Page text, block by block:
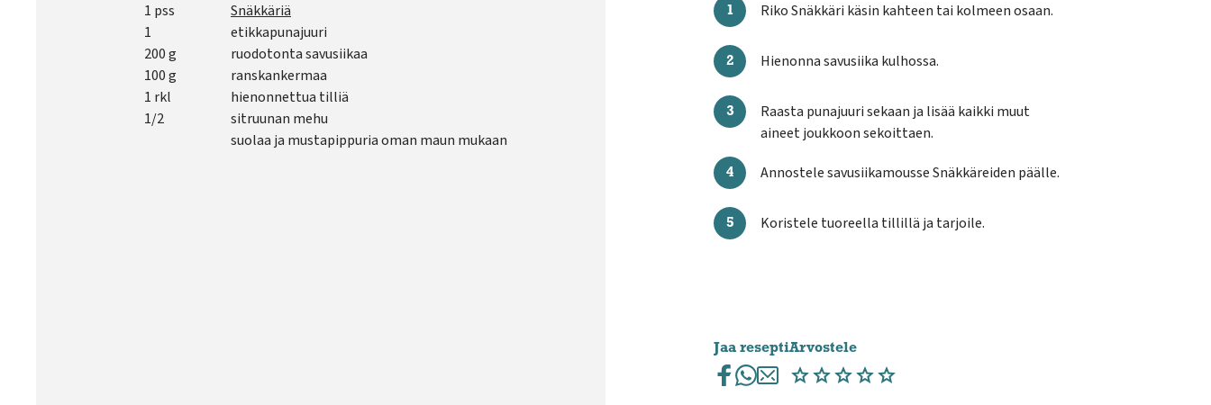
1 pss
Snäkkäriä
1
etikkapunajuuri
200 g
ruodotonta savusiikaa
100 g
ranskankermaa
1 rkl
hienonnettua tilliä
1/2
sitruunan mehu
suolaa ja mustapippuria oman maun mukaan
Riko Snäkkäri käsin kahteen tai kolmeen osaan.
Hienonna savusiika kulhossa.
Raasta punajuuri sekaan ja lisää kaikki muut
aineet joukkoon sekoittaen.
Annostele savusiikamousse Snäkkäreiden päälle.
Koristele tuoreella tillillä ja tarjoile.
Jaa reseptiArvostele